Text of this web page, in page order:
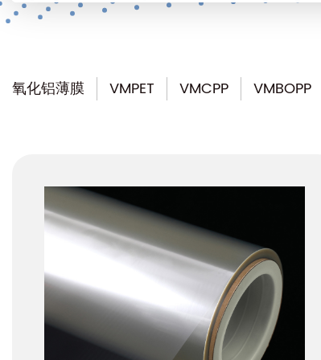
氧化铝薄膜 VMPET VMCPP VMBOPP